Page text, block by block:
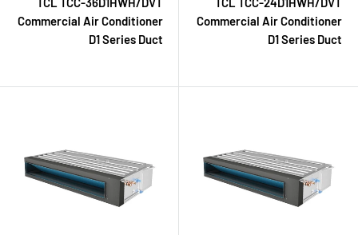
Commercial Air Conditioner
D1 Series Duct
Commercial Air Conditioner
D1 Series Duct